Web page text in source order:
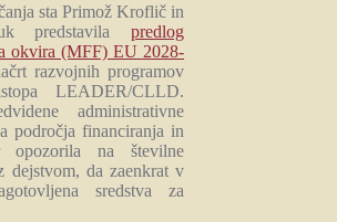
sta Primož Kroflič in
predstavilapredlog
okvira (MFF) EU 2028-
razvojnih programov
LEADER/CLLD.
administrativne
področja financiranja in
opozorila na številne
dejstvom, da zaenkrat v
sredstva za